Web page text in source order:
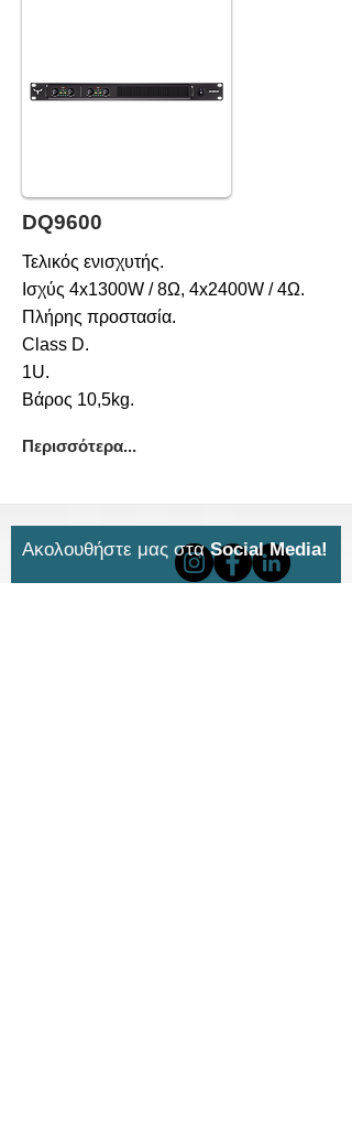
DQ9600
Τελικός ενισχυτής.
Ισχύς 4x1300W / 8Ω, 4x2400W / 4Ω.
Πλήρης προστασία.
Class D.
1U.
Βάρος 10,5kg.
Περισσότερα...
Ακολουθήστε μας σταSocial Media!